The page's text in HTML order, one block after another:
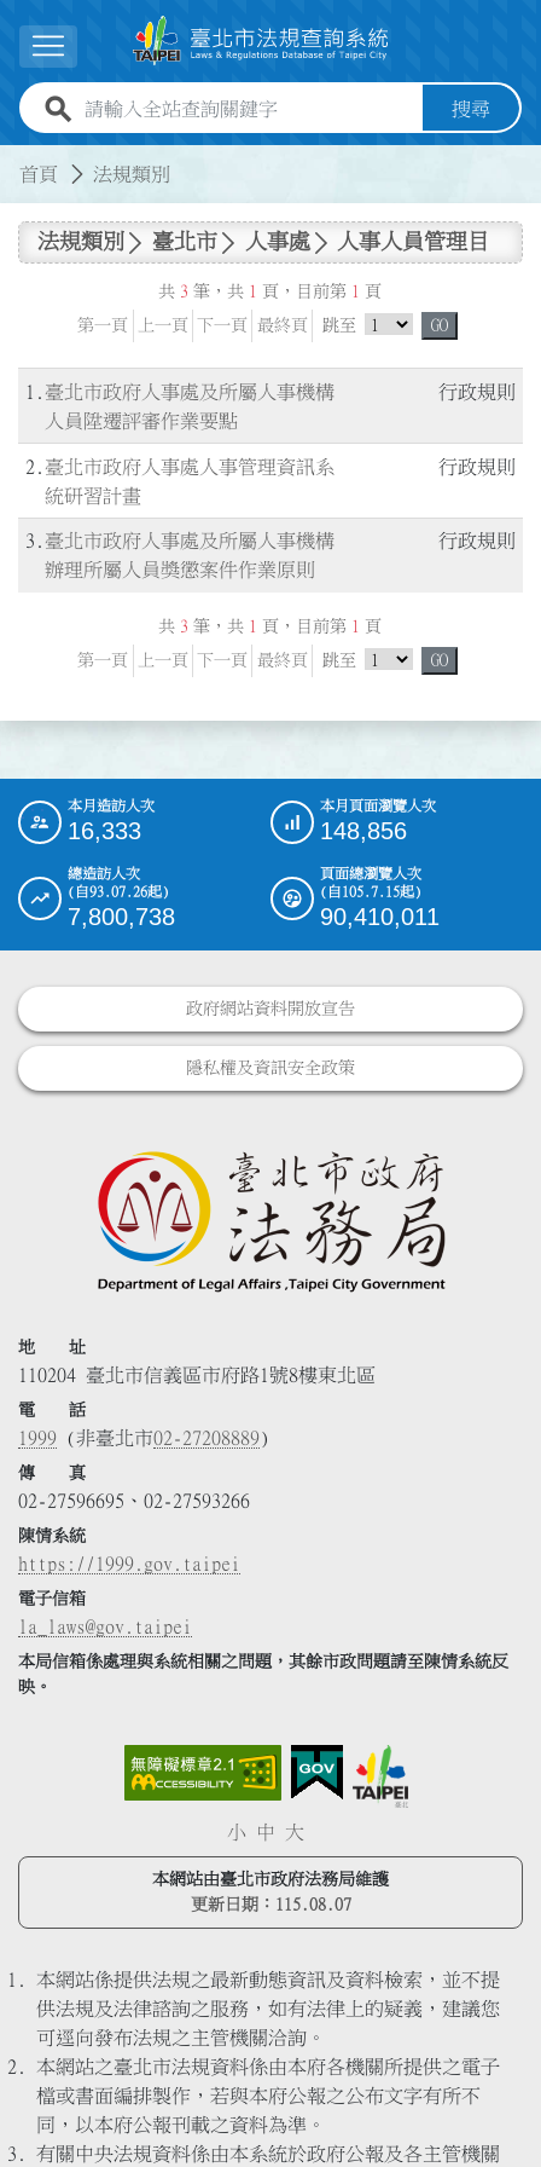
展開選單
全站查詢關鍵字欄位 搜尋
首頁 法規類別
法規類別 臺北市 人事處 人事人員管理目
共 3 筆，共 1 頁，目前第 1
頁
第一頁
上一頁 下一頁 最終頁 跳至 跳頁選單 GO
行政規則
1
臺北市政府人事處及所屬人事機構
人員陞遷評審作業要點
行政規則
2
臺北市政府人事處人事管理資訊系
統研習計畫
行政規則
3
臺北市政府人事處及所屬人事機構
辦理所屬人員獎懲案件作業原則
共 3 筆，共 1 頁，目前第 1
頁
第一頁
上一頁 下一頁 最終頁 跳至 跳頁選單 GO
::: 本月造訪人次
16,333
本月頁面瀏覽人次
148,856
總造訪人次
(自93.07.26起)
7,800,738
頁面總瀏覽人次
(自105.7.15起)
90,410,011
政府網站資料開放宣告
隱私權及資訊安全政策
地 址
110204 臺北市信義區市府路1號8樓東北區
電 話
1999 (非臺北市02-27208889)
傳 真
02-27596695、02-27593266
陳情系統
https://1999.gov.taipei
電子信箱
la_laws@gov.taipei
本局信箱係處理與系統相關之問題，其餘市政問題請至陳情系統反
映。
小 中 大
本網站由臺北市政府法務局維護
更新日期： 115.08.07
本網站係提供法規之最新動態資訊及資料檢索，並不提
供法規及法律諮詢之服務，如有法律上的疑義，建議您
可逕向發布法規之主管機關洽詢。
本網站之臺北市法規資料係由本府各機關所提供之電子
檔或書面編排製作，若與本府公報之公布文字有所不
同，以本府公報刊載之資料為準。
有關中央法規資料係由本系統於政府公報及各主管機關